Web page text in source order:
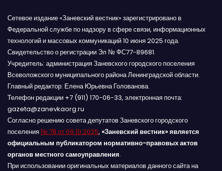
Сетевое издание «Заневский вестник» зарегистрировано в
Федеральной службе по надзору в сфере связи, информационных
технологий и массовых коммуникаций 10 июня 2025 года.
Свидетельство о регистрации Эл № ФС77-89681.
Учредитель: администрация Заневского городского поселения
Всеволожского муниципального района Ленинградской области.
Главный редактор: Елена Юрьевна Голованова.
Телефон редакции +7 (911) 170-06-33, электронная почта:
gazeta@zanevkaorg.ru
Согласно решению совета депутатов Заневского городского
поселения № 78 от 09.10.2025, «Заневский вестник» является
официальным публикатором нормативно-правовых актов
органов местного самоуправления.
При использовании оригинальных материалов данного сайта на